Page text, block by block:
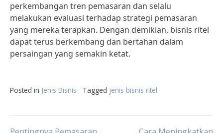
perkembangan tren pemasaran dan selalu
melakukan evaluasi terhadap strategi pemasaran
yang mereka terapkan. Dengan demikian, bisnis ritel
dapat terus berkembang dan bertahan dalam
persaingan yang semakin ketat.
Posted in Jenis Bisnis Tagged jenis bisnis ritel